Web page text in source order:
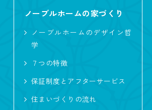
ノーブルホームの家づくり
ノーブルホームのデザイン哲
学
７つの特徴
保証制度とアフターサービス
住まいづくりの流れ